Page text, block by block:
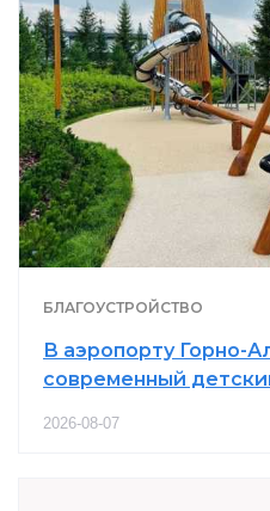
БЛАГОУСТРОЙСТВО
В аэропорту Горно-
современный
2026-08-07